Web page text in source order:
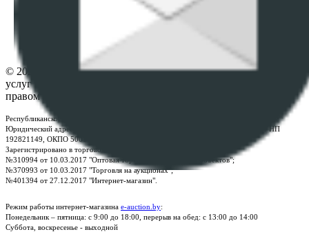
Настройки cookie-файлов
© 2026 Республиканское унитарное предприятие по оказанию
услуг "БелЮрОбеспечение" - Все права защищены авторским
правом
Республиканское унитарное предприятие по оказанию услуг "БелЮрОбеспечение"
Юридический адрес: г. Минск, пр-т. Дзержинского, 1Б, e-mail:
, УНП
192821149, ОКПО 500111895000
Зарегистрировано в торговом реестре Республики Беларусь:
№310994 от 10.03.2017 "Оптовая торговля без торговых объектов";
№370993 от 10.03.2017 "Торговля на аукционах";
№401394 от 27.12.2017 "Интернет-магазин".
Режим работы интернет-магазина e-auction.by:
Понедельник – пятница: с 9:00 до 18:00, перерыв на обед: с 13:00 до 14:00
Суббота, воскресенье - выходной